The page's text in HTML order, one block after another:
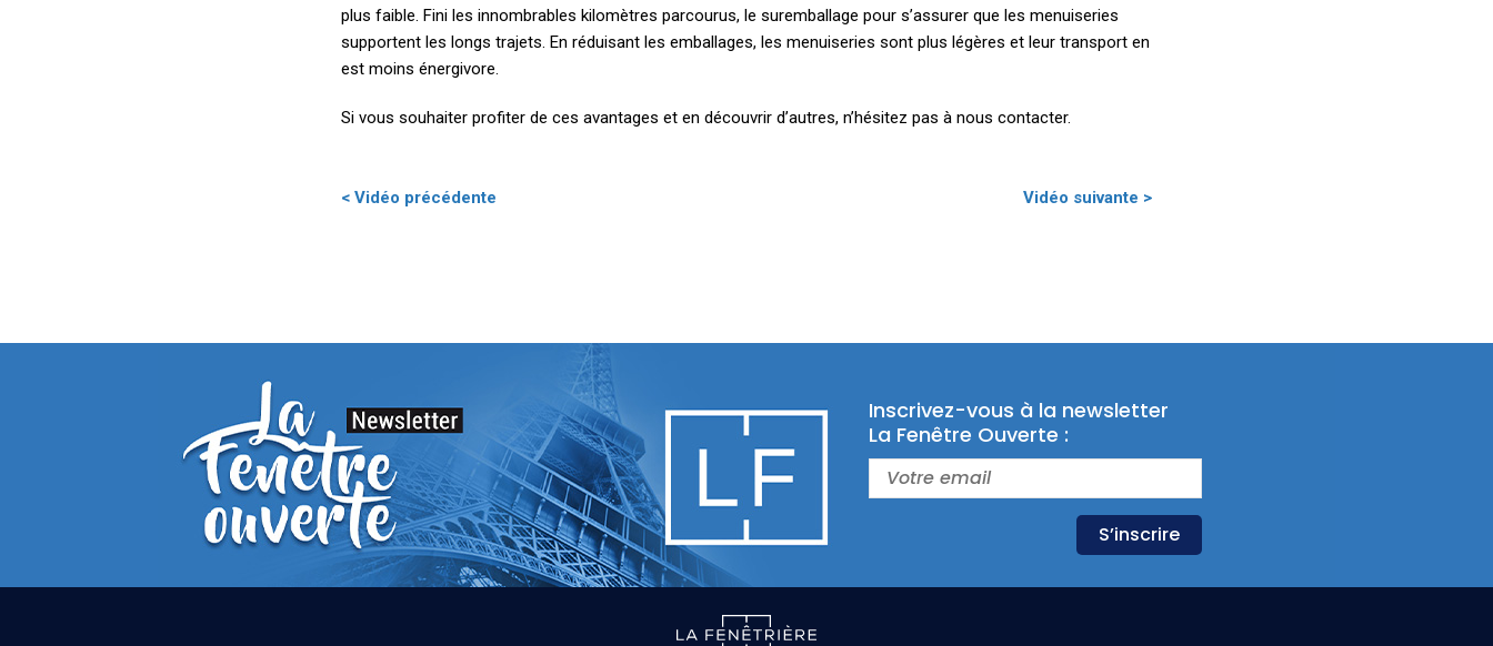
plus faible. Fini les innombrables kilomètres parcourus, le suremballage pour s’assurer que les menuiseries
supportent les longs trajets. En réduisant les emballages, les menuiseries sont plus légères et leur transport en
est moins énergivore.
Si vous souhaiter profiter de ces avantages et en découvrir d’autres, n’hésitez pas à nous contacter.
< Vidéo précédente Vidéo suivante >
Inscrivez-vous à la newsletter
La Fenêtre Ouverte :
S’inscrire